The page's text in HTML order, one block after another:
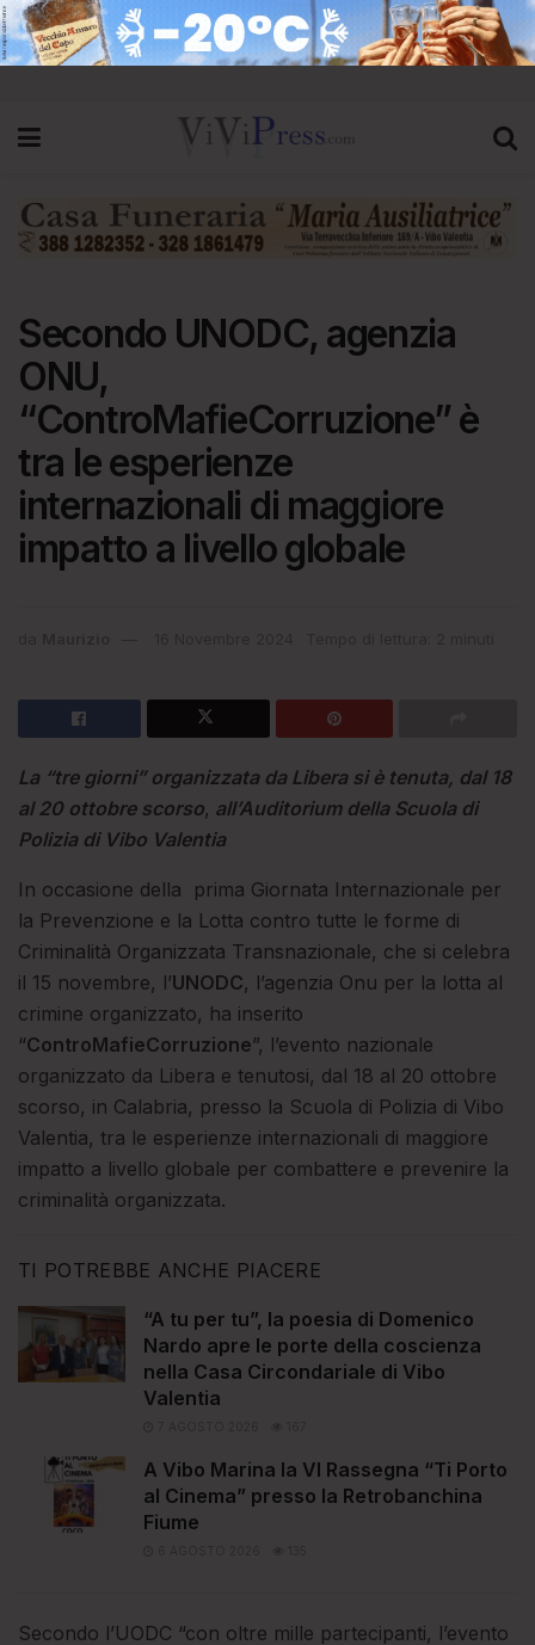
Secondo UNODC, agenzia
ONU,
“ControMafieCorruzione” è
tra le esperienze
internazionali di maggiore
impatto a livello globale
La “tre giorni” organizzata da Libera si è tenuta, dal 18
al 20 ottobre scorso, all’Auditorium della Scuola di
Polizia di Vibo Valentia
In occasione della prima Giornata Internazionale per
la Prevenzione e la Lotta contro tutte le forme di
Criminalità Organizzata Transnazionale, che si celebra
il 15 novembre, l’UNODC, l’agenzia Onu per la lotta al
crimine organizzato, ha inserito
“ControMafieCorruzione”, l’evento nazionale
organizzato da Libera e tenutosi, dal 18 al 20 ottobre
scorso, in Calabria, presso la Scuola di Polizia di Vibo
Valentia, tra le esperienze internazionali di maggiore
impatto a livello globale per combattere e prevenire la
criminalità organizzata.
TI POTREBBE ANCHE PIACERE
“A tu per tu”, la poesia di Domenico
Nardo apre le porte della coscienza
nella Casa Circondariale di Vibo
Valentia
A Vibo Marina la VI Rassegna “Ti Porto
al Cinema” presso la Retrobanchina
Fiume
Secondo l’UODC “con oltre mille partecipanti, l’evento